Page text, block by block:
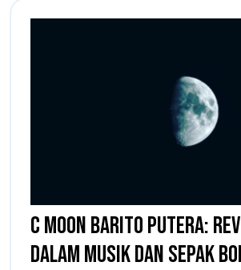
C Moon Barito Putera:
dalam Musik dan Sepak